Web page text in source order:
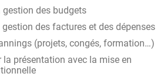
gestion des budgets
des factures et des dépenses
(projets, congés, formation…)
présentation avec la mise en